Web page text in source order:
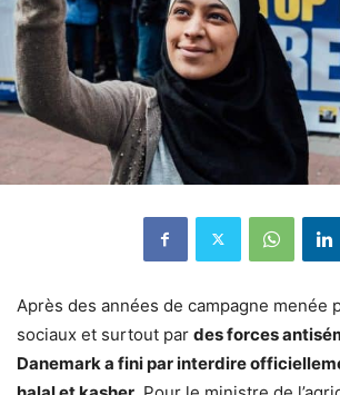
Après des années de campagne menée
sociaux et surtout par des forces
Danemark a fini par interdire